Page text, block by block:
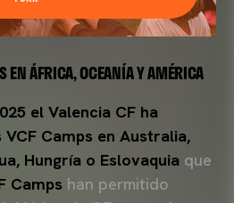
EN ÁFRICA, OCEANÍA Y AMÉRICA
el Valencia CF ha
Camps en Australia,
Hungría o Eslovaquia que
Camps han permitido